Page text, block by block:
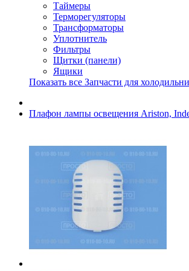
Таймеры
Терморегуляторы
Трансформаторы
Уплотнитель
Фильтры
Щитки (панели)
Ящики
Показать все Запчасти для
Плафон лампы освещения Ariston,